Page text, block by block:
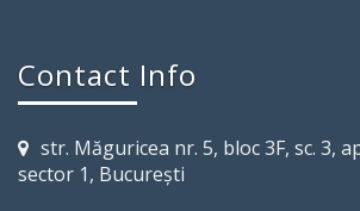
Contact Info
str. Măguricea nr. 5, bloc 3F, sc. 3,
sector 1, Bucureşti